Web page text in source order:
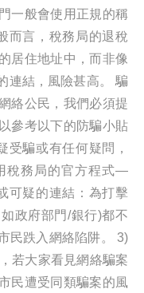
一般會使用正規的稱
而言，稅務局的退稅
居住地址中，而非像
連結，風險甚高。 騙
絡公民，我們必須提
參考以下的防騙小貼
受騙或有任何疑問，
稅務局的官方程式—
可疑的連結：為打擊
政府部門/銀行)都不
民跌入網絡陷阱。 3)
若大家看見網絡騙案
民遭受同類騙案的風